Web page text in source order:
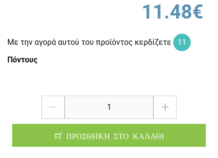
11.48€
Με την αγορά αυτού του προϊόντος κερδίζετε
11
Πόντους
ΠΡΟΣΘΗΚΗ ΣΤΟ ΚΑΛΑΘΙ